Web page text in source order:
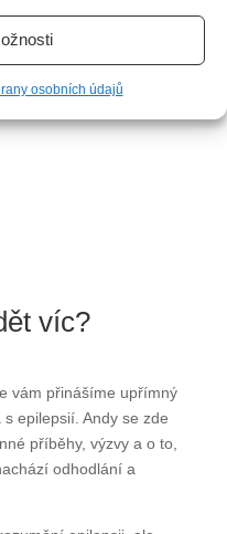
osobních údajů
víc?
vám přinášíme upřímný
epilepsií. Andy se zde
příběhy, výzvy a o to,
odhodlání a